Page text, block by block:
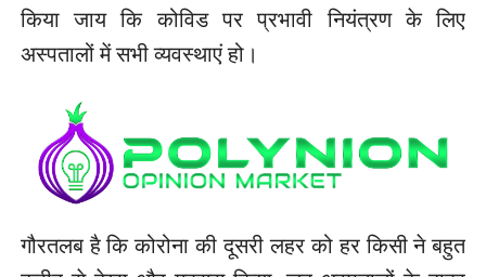
किया जाय कि कोविड पर प्रभावी नियंत्रण के लिए
अस्पतालों में सभी व्यवस्थाएं हो।
गौरतलब है कि कोरोना की दूसरी लहर को हर किसी ने बहुत